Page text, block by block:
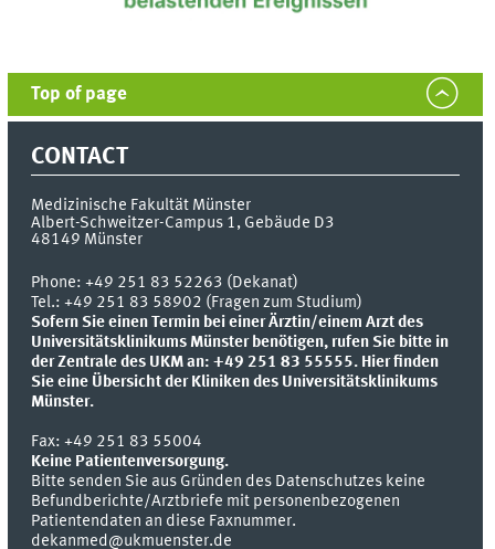
Top of page
CONTACT
Medizinische Fakultät Münster
Albert-Schweitzer-Campus 1, Gebäude D3
48149 Münster
Phone:+49 251 83 52263 (Dekanat)
Tel.: +49 251 83 58902 (Fragen zum Studium)
Sofern Sie einen Termin bei einer Ärztin/einem Arzt des
Universitätsklinikums Münster benötigen, rufen Sie bitte in
der Zentrale des UKM an: +49 251 83 55555. Hier finden
Sie eine Übersicht der Kliniken des Universitätsklinikums
Münster.
Fax:+49 251 83 55004
Keine Patientenversorgung.
Bitte senden Sie aus Gründen des Datenschutzes keine
Befundberichte/Arztbriefe mit personenbezogenen
Patientendaten an diese Faxnummer.
dekanmed@ukmuenster.de